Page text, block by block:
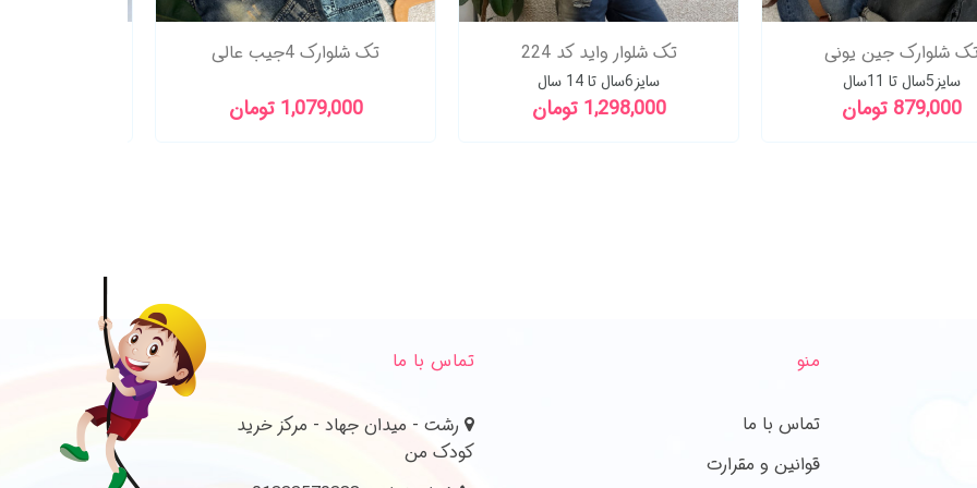
تک شلوار واید کد 224
1,298,000 تومان
تک شلوارک جین یونی
سایز5سال تا 11سال
879,000 تومان
فول بگ عااالی کد 227
سایز 6 سال تا بزرگسال
1,589,000 تومان
منو
تماس با ما
قوانین و مقرارت
تماس با ما
رشت - میدان جهاد - مرکز خرید
کودک من